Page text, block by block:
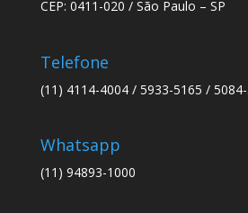
CEP: 0411-020 / São Paulo – SP
Telefone
(11) 4114-4004 / 5933-5165 /
Whatsapp
(11) 94893-1000